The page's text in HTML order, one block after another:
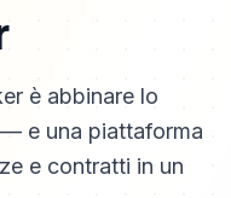
è abbinare lo
e una piattaforma
e contratti in un